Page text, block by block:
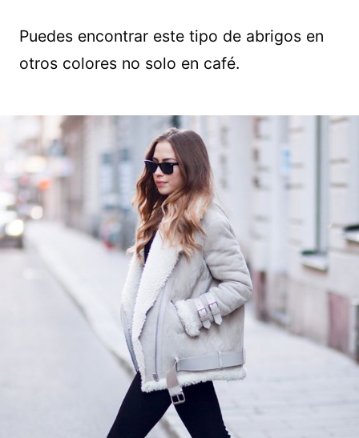
Puedes encontrar este tipo de abrigos en
otros colores no solo en café.